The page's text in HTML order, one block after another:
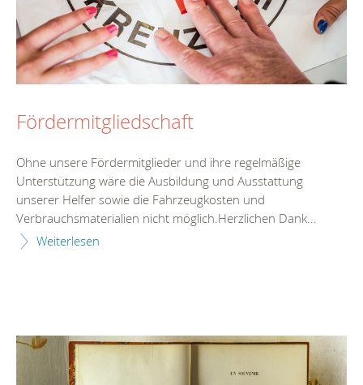
Fördermitgliedschaft
Ohne unsere Fördermitglieder und ihre regelmäßige
Unterstützung wäre die Ausbildung und Ausstattung
unserer Helfer sowie die Fahrzeugkosten und
Verbrauchsmaterialien nicht möglich.Herzlichen Dank...
Weiterlesen